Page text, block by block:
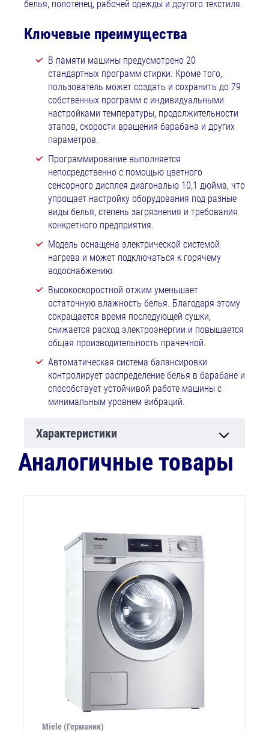
белья, полотенец, рабочей одежды и другого текстиля.
Ключевые преимущества
В памяти машины предусмотрено 20
стандартных программ стирки. Кроме того,
пользователь может создать и сохранить до 79
собственных программ с индивидуальными
настройками температуры, продолжительности
этапов, скорости вращения барабана и других
параметров.
Программирование выполняется
непосредственно с помощью цветного
сенсорного дисплея диагональю 10,1 дюйма, что
упрощает настройку оборудования под разные
виды белья, степень загрязнения и требования
конкретного предприятия.
Модель оснащена электрической системой
нагрева и может подключаться к горячему
водоснабжению.
Высокоскоростной отжим уменьшает
остаточную влажность белья. Благодаря этому
сокращается время последующей сушки,
снижается расход электроэнергии и повышается
общая производительность прачечной.
Автоматическая система балансировки
контролирует распределение белья в барабане и
способствует устойчивой работе машины с
минимальным уровнем вибраций.
Характеристики
Аналогичные товары
Miele (Германия)